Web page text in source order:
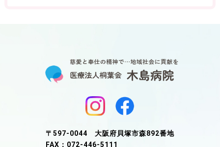
〒597-0044 大阪府貝塚市森892番地
FAX：072-446-5111